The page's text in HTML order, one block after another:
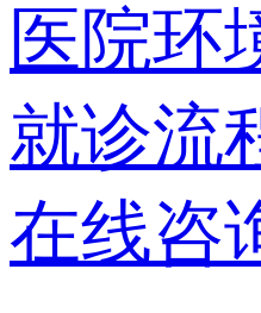
医院环
就诊流
在线咨